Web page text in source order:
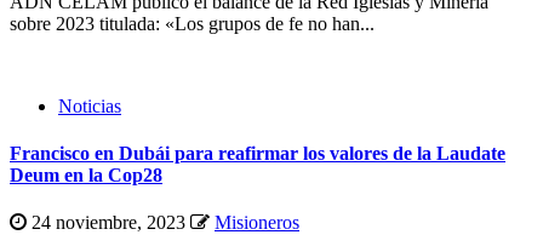
sobre 2023 titulada: «Los grupos de fe no han...
Noticias
Francisco en Dubái para reafirmar los valores de la Laudate
Deum en la Cop28
24 noviembre, 2023
Misioneros